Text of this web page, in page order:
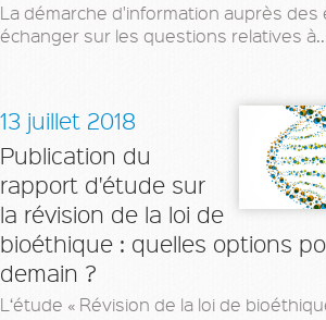
La démarche d'information auprès des
échanger sur les questions relatives
13 juillet 2018
Publication du
rapport d'étude sur
la révision de la loi de
bioéthique : quelles options
demain ?
L‘étude « Révision de la loi de